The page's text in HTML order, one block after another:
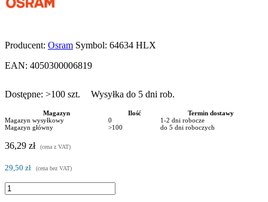
Producent: Osram Symbol: 64634 HLX
EAN: 4050300006819
Dostępne: >100 szt. Wysyłka do 5 dni rob.
Magazyn Ilość
Termin dostawy
Magazyn wysyłkowy
0
1-2 dni robocze
Magazyn główny
>100 do 5 dni roboczych
36,29 zł (cena z VAT)
29,50 zł (cena bez VAT)